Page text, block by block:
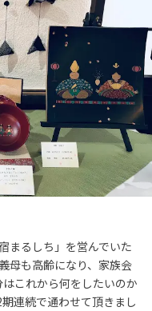
まるしち」を営んでいた
母も高齢になり、家族会
これから何をしたいのか
連続で通わせて頂きまし